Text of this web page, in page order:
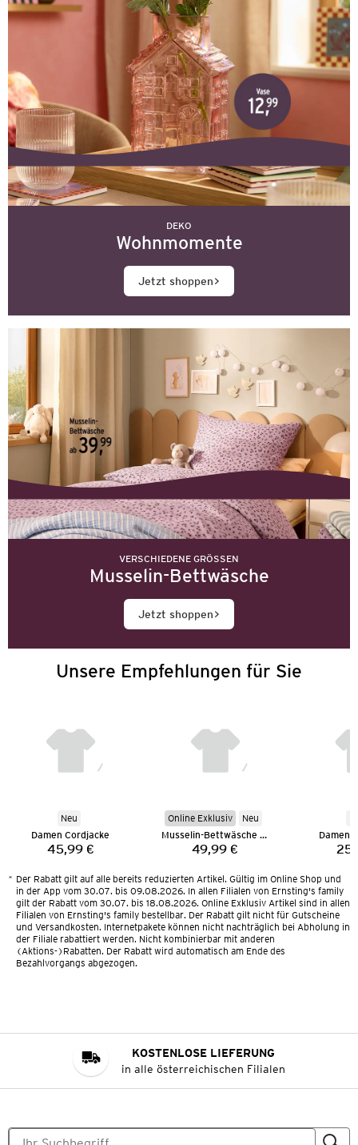
DEKO
Wohnmomente
Jetzt shoppen
VERSCHIEDENE GRÖSSEN
Musselin-Bettwäsche
Jetzt shoppen
Unsere Empfehlungen für Sie
Neu
Damen Cordjacke
Preis:
45,99 €
Online Exklusiv
Neu
Musselin-Bettwäsche 135 x 200 cm
Preis:
49,99 €
Damen
* Der Rabatt gilt auf alle bereits reduzierten Artikel. Gültig im Online Shop und
in der App vom 30.07. bis 09.08.2026. In allen Filialen von Ernsting's family
gilt der Rabatt vom 30.07. bis 18.08.2026. Online Exklusiv Artikel sind in allen
Filialen von Ernsting's family bestellbar. Der Rabatt gilt nicht für Gutscheine
und Versandkosten. Internetpakete können nicht nachträglich bei Abholung in
der Filiale rabattiert werden. Nicht kombinierbar mit anderen
(Aktions-)Rabatten. Der Rabatt wird automatisch am Ende des
Bezahlvorgangs abgezogen.
KOSTENLOSE LIEFERUNG
in alle österreichischen Filialen